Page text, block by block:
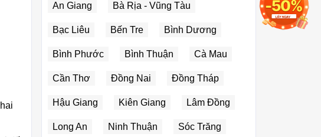
An Giang Bà Rịa - Vũng Tàu
Bạc Liêu Bến Tre Bình Dương
Bình Phước Bình Thuận Cà Mau
Cần Thơ Đồng Nai Đồng Tháp
Hậu Giang Kiên Giang Lâm Đồng
Long An Ninh Thuận Sóc Trăng